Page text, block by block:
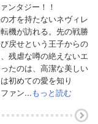
ンタジー！！
才を持たないネヴィレ
機が訪れる。先の戦勝
戻せという王子からの
残虐な噂の絶えないエ
たのは、高潔な美しい
初めての愛を知り
ァン...もっと読む